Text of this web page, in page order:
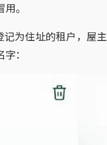
。
为住址的租户，屋主
：